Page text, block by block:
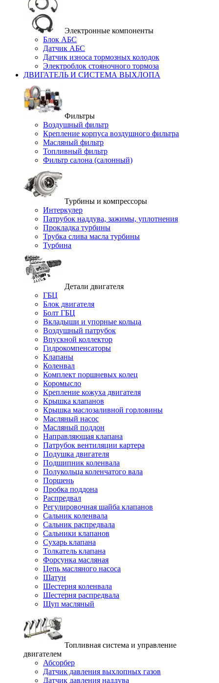
Электронные компоненты
Блок АБС
Датчик АБС
Датчик износа тормозных колодок
Электроблок стояночного тормоза
ДВИГАТЕЛЬ И СИСТЕМА ВЫХЛОПА
Фильтры
Воздушный фильтр
Крепление корпуса воздушного фильтра
Масляный фильтр
Топливный фильтр
Фильтр салона (салонный)
Турбины и компрессоры
Интеркулер
Патрубок наддува, зажимы, уплотнения
Прокладка турбины
Трубка слива масла турбины
Турбина
Детали двигателя
ГБЦ
Блок двигателя
Болт ГБЦ
Вкладыши и упорные кольца
Воздушный патрубок
Впускной коллектор
Гидрокомпенсаторы
Клапаны
Коленвал
Комплект поршневых колец
Коромысло
Крепление кожуха двигателя
Крышка клапанов
Крышка маслозаливной горловины
Масляный насос
Масляный поддон
Направляющая клапана
Патрубок вентиляции картера
Подушка двигателя
Подшипник коленвала
Полукольца коленчатого вала
Поршень
Пробка поддона
Распредвал
Регулировочная шайба клапанов
Сальник коленвала
Сальник распредвала
Сальники клапанов
Сухарь клапана
Толкатель клапана
Форсунка масляная
Цепь масляного насоса
Шатун
Шестерня коленвала
Шестерня распредвала
Щуп масляный
Топливная система и управление
двигателем
Абсорбер
Датчик давления выхлопных газов
Датчик давления наддува